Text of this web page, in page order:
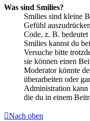
Was sind Smilies?
Smilies sind kleine
Gefühl
Code, z. B.
Smilies kannst du
Versuche bitte
sie können einen
Moderator könnte
überarbeiten oder
Administration kann
die du in einem
Nach oben